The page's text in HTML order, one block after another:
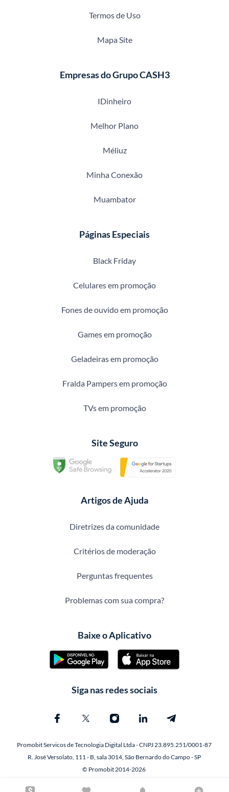
Termos de Uso
Mapa Site
Empresas do Grupo CASH3
IDinheiro
Melhor Plano
Méliuz
Minha Conexão
Muambator
Páginas Especiais
Black Friday
Celulares em promoção
Fones de ouvido em promoção
Games em promoção
Geladeiras em promoção
Fralda Pampers em promoção
TVs em promoção
Site Seguro
Artigos de Ajuda
Diretrizes da comunidade
Critérios de moderação
Perguntas frequentes
Problemas com sua compra?
Baixe o Aplicativo
Siga nas redes sociais
Promobit Servicos de Tecnologia Digital Ltda - CNPJ 23.895.251/0001-87
R. José Versolato, 111 - B, sala 3014, São Bernardo do Campo - SP
© Promobit 2014-2026